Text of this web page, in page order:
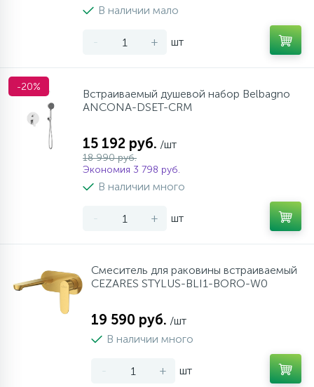
В наличии мало
- + шт
-20%
Встраиваемый душевой набор Belbagno
ANCONA-DSET-CRM
15 192 руб. /шт
18 990 руб.
Экономия 3 798 руб.
В наличии много
- + шт
Смеситель для раковины встраиваемый
CEZARES STYLUS-BLI1-BORO-W0
19 590 руб. /шт
В наличии много
- + шт